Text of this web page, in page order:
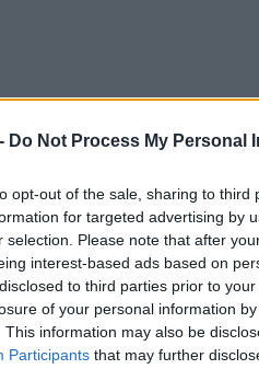
Do Not Process My Personal
opt-out of the sale, sharing to
for targeted advertising by
selection. Please note that after
interest-based ads based on
to third parties prior to
of your personal information
This information may also be
Participants that may further
οι
εκτίναξης του
απορρόφησης
επανέλαβε τις
αύξηση της επιδότησης
υποχρεώσεων των